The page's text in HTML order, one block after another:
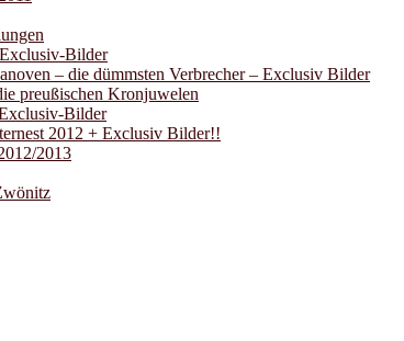
Bilder
– die dümmsten Verbrecher – Exclusiv Bilder
preußischen Kronjuwelen
Bilder
2012 + Exclusiv Bilder!!
2013